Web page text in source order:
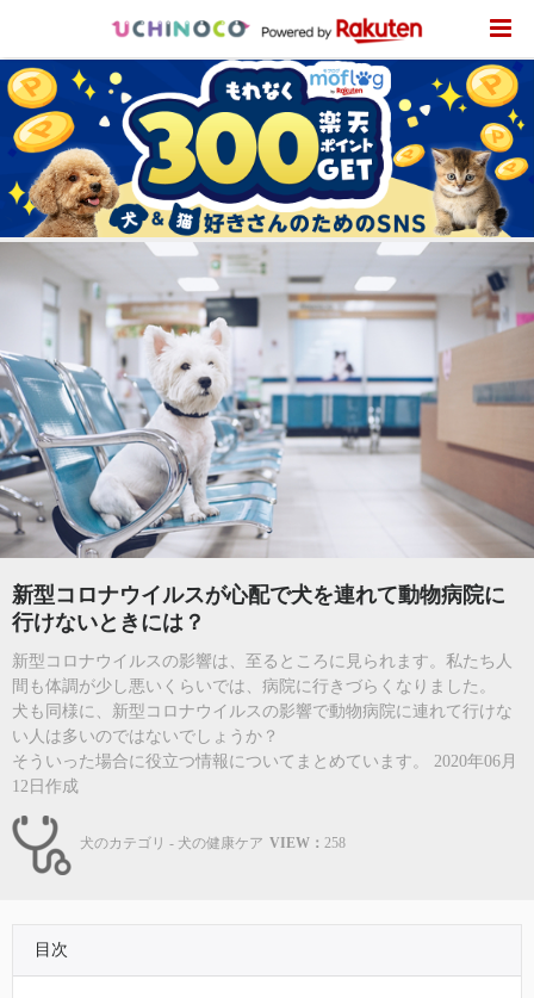
新型コロナウイルスが心配で犬を連れて動物病院に
行けないときには？
新型コロナウイルスの影響は、至るところに見られます。私たち人
間も体調が少し悪いくらいでは、病院に行きづらくなりました。
犬も同様に、新型コロナウイルスの影響で動物病院に連れて行けな
い人は多いのではないでしょうか？
そういった場合に役立つ情報についてまとめています。 2020年06月
12日作成
犬のカテゴリ - 犬の健康ケア VIEW： 258
目次